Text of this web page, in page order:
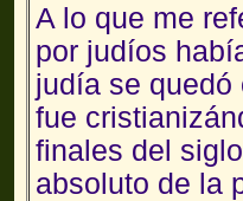
A lo que me
por judíos
judía se quedó
fue
finales del
absoluto de la